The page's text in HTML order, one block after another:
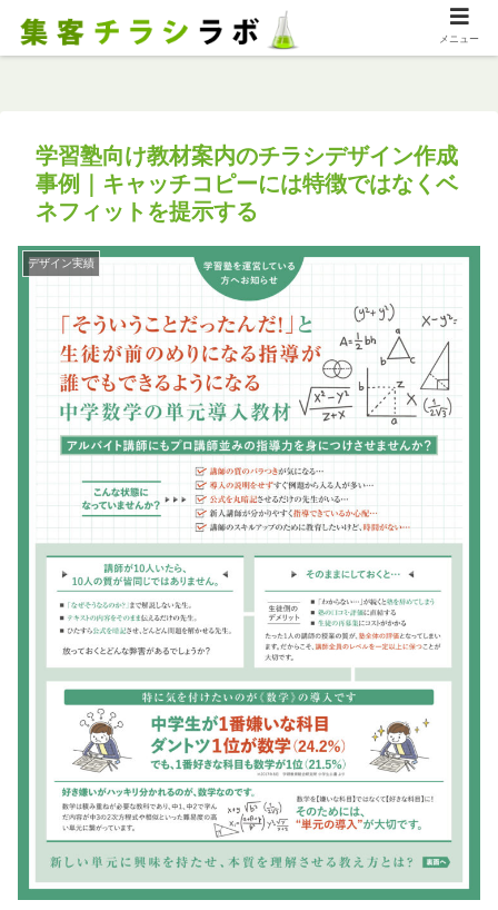
学習塾向け教材案内のチラシデザイン作成
事例｜キャッチコピーには特徴ではなくベ
ネフィットを提示する
デザイン実績
メニュー